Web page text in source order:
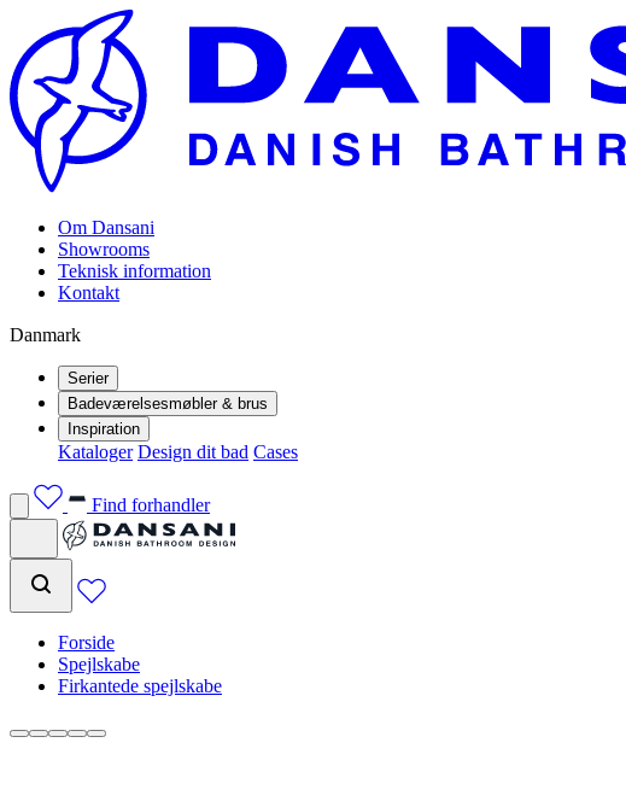
Om Dansani
Showrooms
Teknisk information
Kontakt
Danmark
Serier
Badeværelsesmøbler & brus
Inspiration
Kataloger Design dit bad Cases
Find forhandler
Forside
Spejlskabe
Firkantede spejlskabe